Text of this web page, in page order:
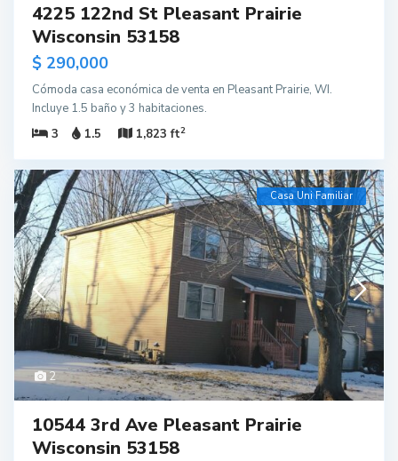
4225 122nd St Pleasant Prairie
Wisconsin 53158
$ 290,000
Cómoda casa económica de venta en Pleasant Prairie, WI.
Incluye 1.5 baño y 3 habitaciones.
3
1.5 1,823 ft2
2
Casa Uni Familiar
10544 3rd Ave Pleasant Prairie
Wisconsin 53158